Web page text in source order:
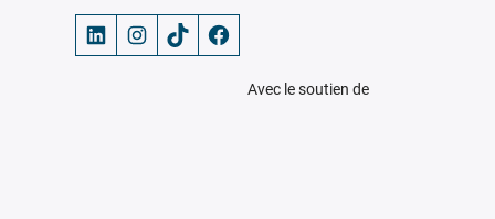
LinkedIn Instagram TikTok Facebook
Avec le soutien de